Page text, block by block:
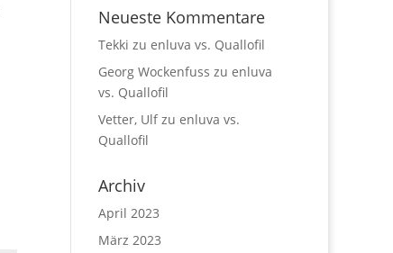
Neueste Kommentare
Tekki zu enluva vs. Quallofil
Georg Wockenfuss zu enluva
vs. Quallofil
Vetter, Ulfzu enluva vs.
Quallofil
Archiv
April 2023
März 2023